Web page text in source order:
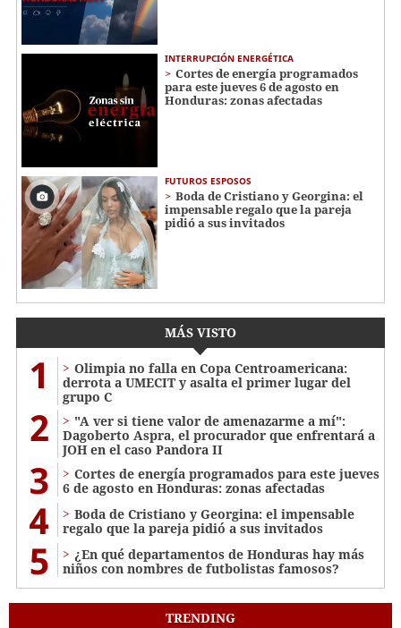
INTERRUPCIÓN ENERGÉTICA
Cortes de energía programados
para este jueves 6 de agosto en
Honduras: zonas afectadas
FUTUROS ESPOSOS
Boda de Cristiano y Georgina: el
impensable regalo que la pareja
pidió a sus invitados
MÁS VISTO
1
Olimpia no falla en Copa Centroamericana:
derrota a UMECIT y asalta el primer lugar del
grupo C
2
"A ver si tiene valor de amenazarme a mí":
Dagoberto Aspra, el procurador que enfrentará a
JOH en el caso Pandora II
3
Cortes de energía programados para este jueves
6 de agosto en Honduras: zonas afectadas
4
Boda de Cristiano y Georgina: el impensable
regalo que la pareja pidió a sus invitados
5
¿En qué departamentos de Honduras hay más
niños con nombres de futbolistas famosos?
TRENDING